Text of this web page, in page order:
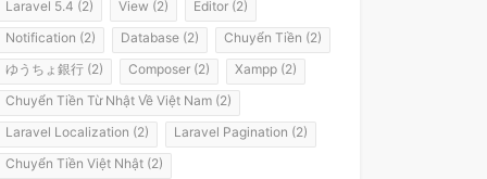
Laravel 5.4 (2)
View (2)
Editor (2)
Notification (2)
Database (2)
Chuyển Tiền (2)
ゆうちょ銀行 (2)
Composer (2)
Xampp (2)
Chuyển Tiền Từ Nhật Về Việt Nam (2)
Laravel Localization (2)
Laravel Pagination (2)
Chuyển Tiền Việt Nhật (2)